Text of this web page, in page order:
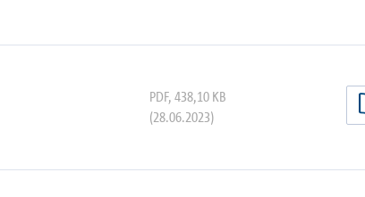
PDF, 438,10 KB
(28.06.2023)